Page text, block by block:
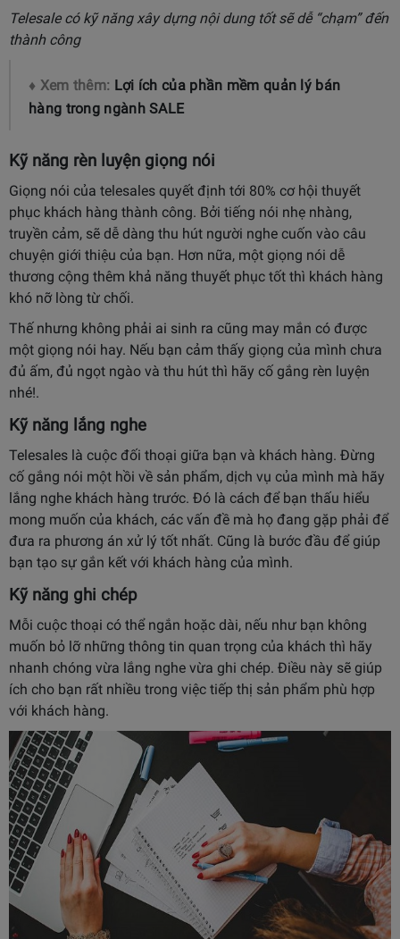
Telesale có kỹ năng xây dựng nội dung tốt sẽ dễ “chạm” đến
thành công
♦ Xem thêm: Lợi ích của phần mềm quản lý bán
hàng trong ngành SALE
Kỹ năng rèn luyện giọng nói
Giọng nói của telesales quyết định tới 80% cơ hội thuyết
phục khách hàng thành công. Bởi tiếng nói nhẹ nhàng,
truyền cảm, sẽ dễ dàng thu hút người nghe cuốn vào câu
chuyện giới thiệu của bạn. Hơn nữa, một giọng nói dễ
thương cộng thêm khả năng thuyết phục tốt thì khách hàng
khó nỡ lòng từ chối.
Thế nhưng không phải ai sinh ra cũng may mắn có được
một giọng nói hay. Nếu bạn cảm thấy giọng của mình chưa
đủ ấm, đủ ngọt ngào và thu hút thì hãy cố gắng rèn luyện
nhé!.
Kỹ năng lắng nghe
Telesales là cuộc đối thoại giữa bạn và khách hàng. Đừng
cố gắng nói một hồi về sản phẩm, dịch vụ của mình mà hãy
lắng nghe khách hàng trước. Đó là cách để bạn thấu hiểu
mong muốn của khách, các vấn đề mà họ đang gặp phải để
đưa ra phương án xử lý tốt nhất. Cũng là bước đầu để giúp
bạn tạo sự gắn kết với khách hàng của mình.
Kỹ năng ghi chép
Mỗi cuộc thoại có thể ngắn hoặc dài, nếu như bạn không
muốn bỏ lỡ những thông tin quan trọng của khách thì hãy
nhanh chóng vừa lắng nghe vừa ghi chép. Điều này sẽ giúp
ích cho bạn rất nhiều trong việc tiếp thị sản phẩm phù hợp
với khách hàng.